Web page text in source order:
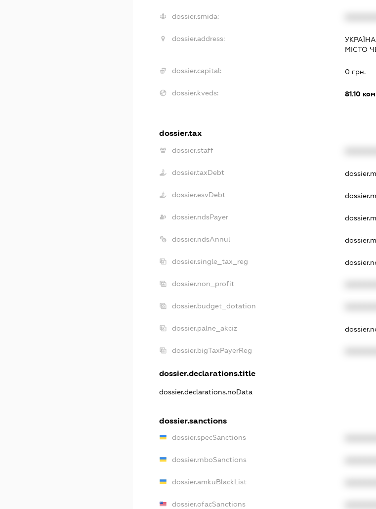
dossier.smida:
dossier.address:
МІСТО
dossier.capital: 0 грн.
dossier.kveds: 81.10
dossier.tax
dossier.staff
dossier.taxDebt
dossier.esvDebt
dossier.ndsPayer
dossier.ndsAnnul
dossier.single_tax_reg
dossier.non_profit
dossier.budget_dotation
dossier.palne_akciz
dossier.bigTaxPayerReg
dossier.declarations.title
dossier.declarations.noData
dossier.sanctions
dossier.specSanctions
dossier.rnboSanctions
dossier.amkuBlackList
dossier.ofacSanctions